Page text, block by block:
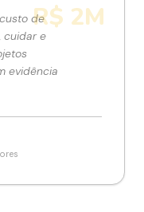
R$ 2M
de
cuidar e
evidência